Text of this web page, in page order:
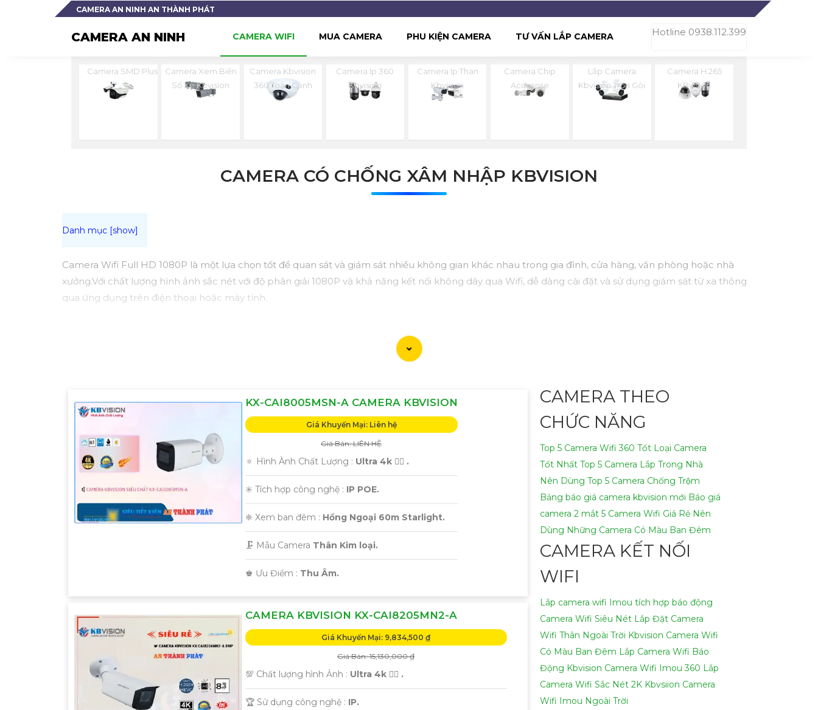
CAMERA AN NINH AN THÀNH PHÁT
CAMERA AN NINH Hotline 0938.112.399
CAMERA WIFI MUA CAMERA PHU KIỆN CAMERA TƯ VẤN LẮP CAMERA
Camera SMD Plus
Camera Xem Biển
Số Xe Kbvision
Camera Kbvision
360 Toàn Cảnh
Camera Ip 360
Kbvision
Camera Ip Than
Kbvision
Camera Chip
Acusense
Lắp Camera
Kbvision Trọn Gói
Camera H.265
KBvision
CAMERA CÓ CHỐNG XÂM NHẬP KBVISION
Camera Wifi Full HD 1080P là một lựa chọn tốt để quan sát và giám sát nhiều không gian khác nhau trong gia đình, cửa hàng, văn phòng hoặc nhà
xưởng.Với chất lượng hình ảnh sắc nét với độ phân giải 1080P và khả năng kết nối không dây qua Wifi, dễ dàng cài đặt và sử dụng giám sát từ xa thông
qua ứng dụng trên điện thoại hoặc máy tính.
KX-CAI8005MSN-A CAMERA KBVISION
Giá Khuyến Mại: Liên hệ
Giá Bán: LIÊN HỆ
🔅 Hình Ành Chất Lượng : Ultra 4k 👍🏾 .
✳️ Tích hợp công nghệ : IP POE.
❈ Xem ban đêm : Hồng Ngoại 60m Starlight.
🗜️ Mẫu Camera Thân Kim loại.
️♚ Ưu Điểm : Thu Âm.
CAMERA KBVISION KX-CAI8205MN2-A
Giá Khuyến Mại: 9,834,500 ₫
Giá Bán: 15,130,000 ₫
💯 Chất lượng hình Ảnh : Ultra 4k 👍🏾 .
🏆 Sử dụng công nghệ : IP.
CAMERA THEO
CHỨC NĂNG
Top 5 Camera Wifi 360 Tốt Loại Camera
Tốt Nhất Top 5 Camera Lắp Trong Nhà
Nên Dùng Top 5 Camera Chống Trộm
Bảng báo giá camera kbvision mới Báo giá
camera 2 mắt 5 Camera Wifi Giá Rẻ Nên
Dùng Những Camera Có Màu Ban Đêm
CAMERA KẾT NỐI
WIFI
Lắp camera wifi Imou tích hợp báo động
Camera Wifi Siêu Nét Lắp Đặt Camera
Wifi Thân Ngoài Trời Kbvision Camera Wifi
Có Màu Ban Đêm Lắp Camera Wifi Báo
Động Kbvision Camera Wifi Imou 360 Lắp
Camera Wifi Sắc Nét 2K Kbvsiion Camera
Wifi Imou Ngoài Trời